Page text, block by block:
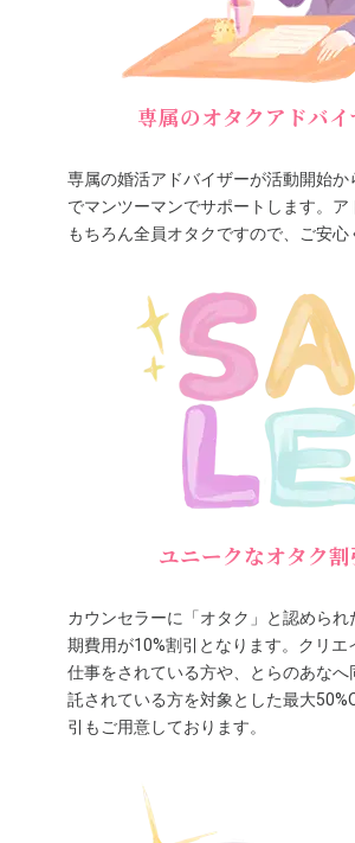
専属のオタクアドバイ
専属の婚活アドバイザーが活動開始か
でマンツーマンでサポートします。ア
もちろん全員オタクですので、ご安心
ユニークなオタク割
カウンセラーに「オタク」と認められ
期費用が10%割引となります。クリエ
仕事をされている方や、とらのあなへ
託されている方を対象とした最大
引もご用意しております。